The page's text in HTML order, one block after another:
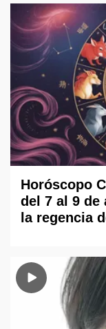
Horóscopo
del 7 al 9 de
la regencia